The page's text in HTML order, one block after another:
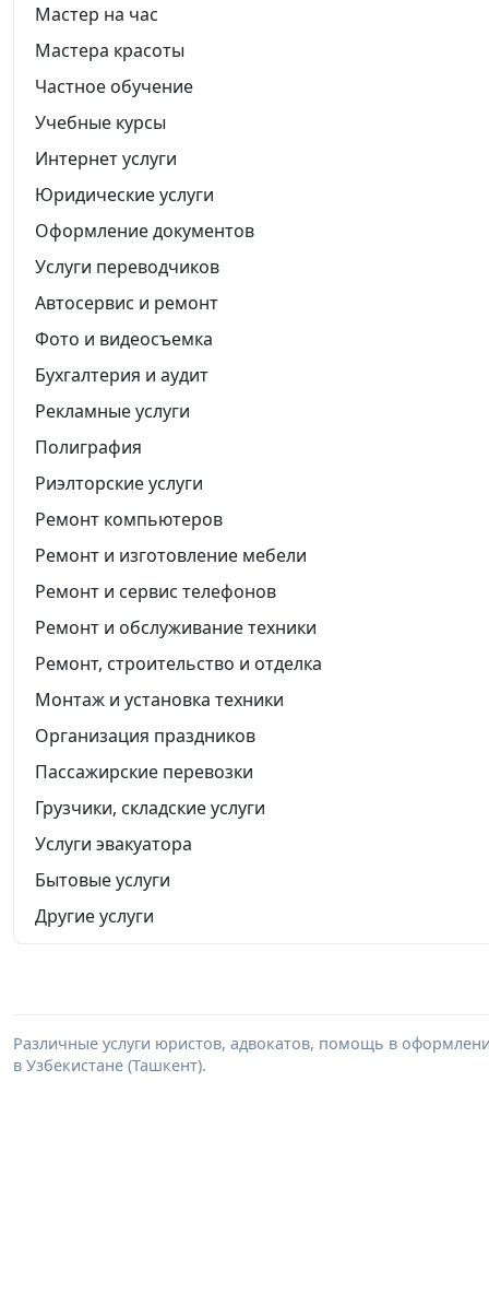
Мастер на час
Мастера красоты
Частное обучение
Учебные курсы
Интернет услуги
Юридические услуги
Оформление документов
Услуги переводчиков
Автосервис и ремонт
Фото и видеосъемка
Бухгалтерия и аудит
Рекламные услуги
Полиграфия
Риэлторские услуги
Ремонт компьютеров
Ремонт и изготовление мебели
Ремонт и сервис телефонов
Ремонт и обслуживание техники
Ремонт, строительство и отделка
Монтаж и установка техники
Организация праздников
Пассажирские перевозки
Грузчики, складские услуги
Услуги эвакуатора
Бытовые услуги
Другие услуги
Различные услуги юристов, адвокатов, помощь в
в Узбекистане (Ташкент).